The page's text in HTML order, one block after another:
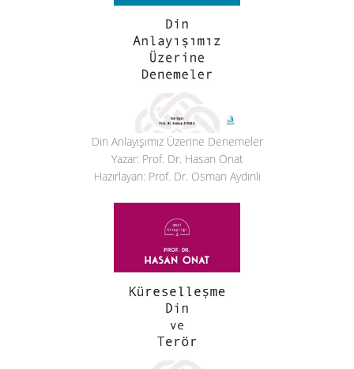
Din Anlayışımız Üzerine Denemeler
Yazar: Prof. Dr. Hasan Onat
Hazırlayan: Prof. Dr. Osman Aydınlı